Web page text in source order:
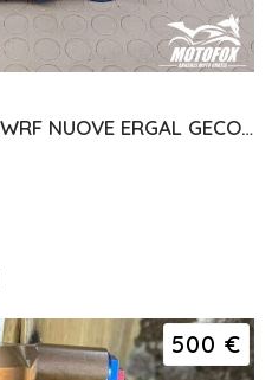
PIASTRE YAMAHA YZF YZ WRF NUOVE ERGAL GECO RISER
500 €